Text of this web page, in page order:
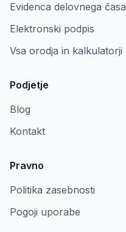
Evidenca delovnega časa
Elektronski podpis
Vsa orodja in kalkulatorji
Podjetje
Blog
Kontakt
Pravno
Politika zasebnosti
Pogoji uporabe